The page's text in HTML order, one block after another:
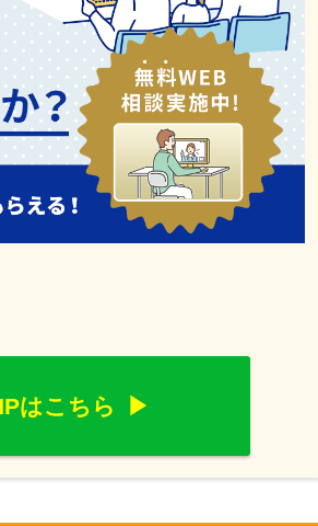
はこちら